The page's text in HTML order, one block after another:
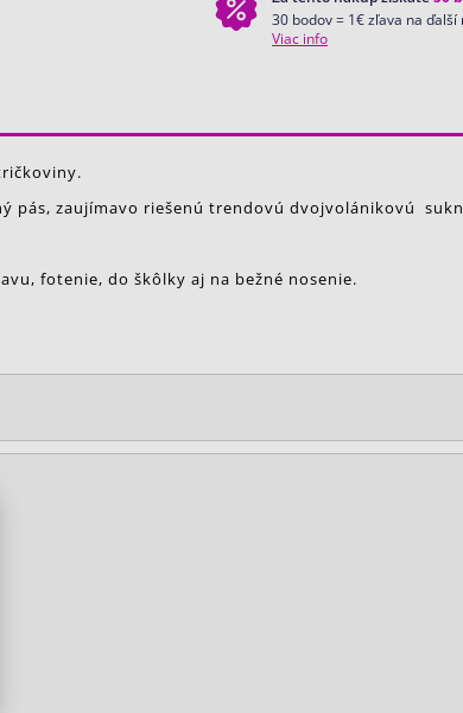
30 bodov = 1€ zľava na ďalší
Viac info
pás, zaujímavo riešenú trendovú dvojvolánikovú
fotenie, do škôlky aj na bežné nosenie.